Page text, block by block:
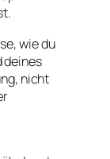
wie du
deines
nicht